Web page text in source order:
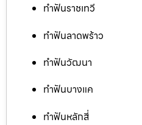
ทำฟันราชเทวี
ทำฟันลาดพร้าว
ทำฟันวัฒนา
ทำฟันบางแค
ทำฟันหลักสี่